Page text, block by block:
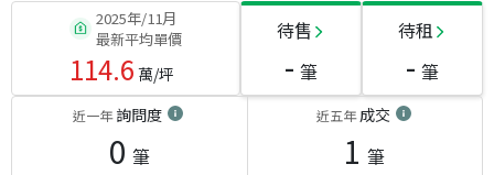
2025年/11月
最新平均單價
114.6 萬/坪
待售
- 筆
待租
- 筆
近一年詢問度
0 筆
近五年成交
1 筆